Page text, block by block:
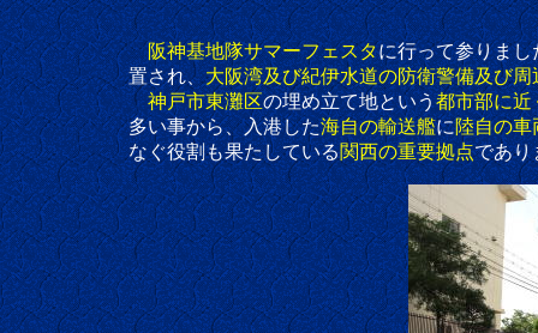
阪神基地隊サマーフェスタに行って参りまし
置され、大阪湾及び紀伊水道の防衛警備及び
神戸市東灘区の埋め立て地という都市部に近
多い事から、入港した海自の輸送艦に陸自の車
なぐ役割も果たしている関西の重要拠点であり